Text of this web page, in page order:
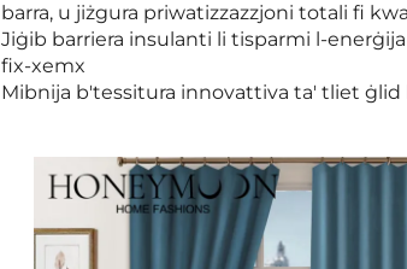
barra, u jiżgura priwatizzazzjoni totali fi
Jiġib barriera insulanti li tisparmi l-
fix-xemx
Mibnija b'tessitura innovattiva ta' tliet